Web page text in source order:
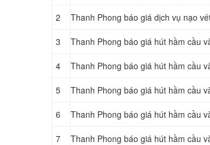
2 Thanh Phong báo giá dịch vụ nạo
3 Thanh Phong báo giá hút hầm cầu
4 Thanh Phong báo giá hút hầm cầu
5 Thanh Phong báo giá hút hầm cầu
6 Thanh Phong báo giá hút hầm cầu
7 Thanh Phong báo giá hút hầm cầu